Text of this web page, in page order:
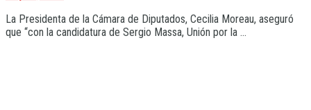
La Presidenta de la Cámara de Diputados, Cecilia Moreau, aseguró
que “con la candidatura de Sergio Massa, Unión por la ...